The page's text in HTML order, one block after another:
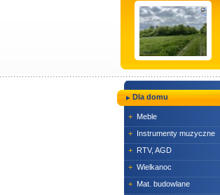
Dla domu
+ Meble
+ Instrumenty muzyczne
+ RTV, AGD
+ Wielkanoc
+ Mat. budowlane